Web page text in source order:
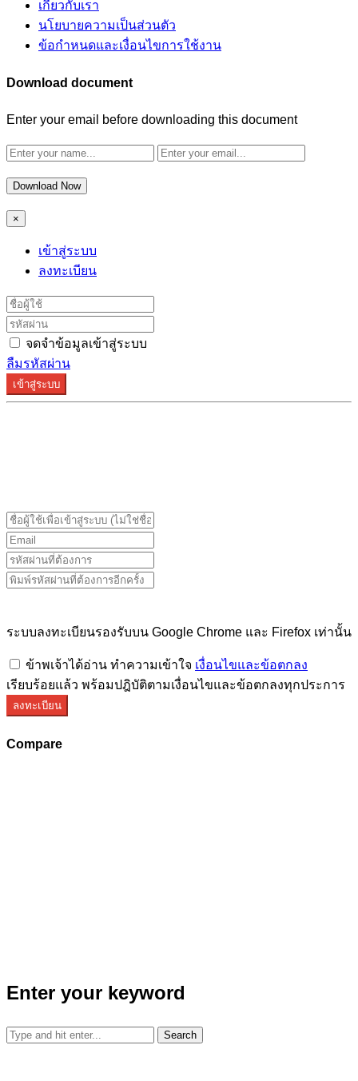
เกี่ยวกับเรา
นโยบายความเป็นส่วนตัว
ข้อกำหนดและเงื่อนไขการใช้งาน
Download document
Enter your email before downloading this document
Download Now
×
เข้าสู่ระบบ
ลงทะเบียน
จดจำข้อมูลเข้าสู่ระบบ
ลืมรหัสผ่าน
เข้าสู่ระบบ
ระบบลงทะเบียนรองรับบน Google Chrome และ Firefox เท่านั้น
ข้าพเจ้าได้อ่าน ทำความเข้าใจ เงื่อนไขและข้อตกลง
เรียบร้อยแล้ว พร้อมปฎิบัติตามเงื่อนไขและข้อตกลงทุกประการ
ลงทะเบียน
Compare
Enter your keyword
Search